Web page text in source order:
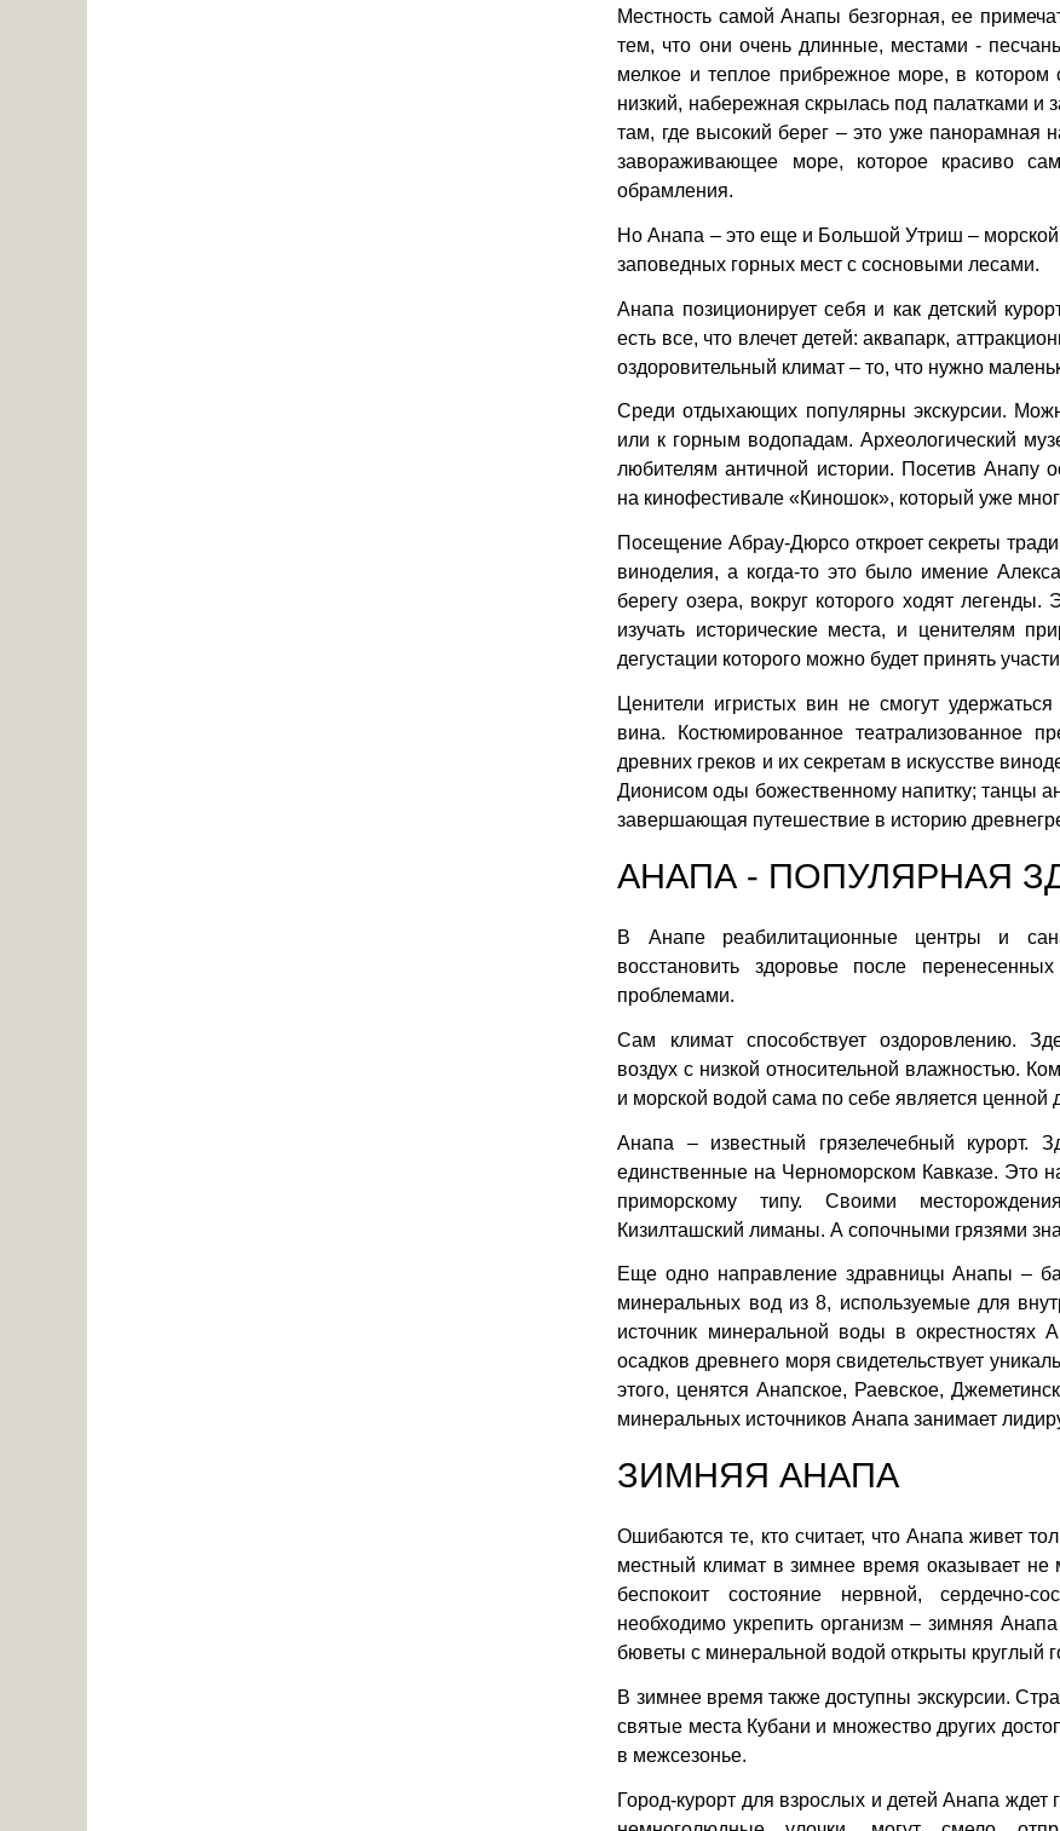
Местность самой Анапы безгорная, ее
тем, что они очень длинные, местами -
мелкое и теплое прибрежное море, в котором
низкий, набережная скрылась под палатками и
там, где высокий берег – это уже
завораживающее море, которое красиво
обрамления.
Но Анапа – это еще и Большой Утриш –
заповедных горных мест с сосновыми лесами.
Анапа позиционирует себя и как детский
есть все, что влечет детей: аквапарк,
оздоровительный климат – то, что нужно
Среди отдыхающих популярны экскурсии.
или к горным водопадам. Археологический
любителям античной истории. Посетив Анапу
на кинофестивале «Киношок», который уже
Посещение Абрау-Дюрсо откроет секреты
виноделия, а когда-то это было имение
берегу озера, вокруг которого ходят
изучать исторические места, и ценителям
дегустации которого можно будет принять
Ценители игристых вин не смогут
вина. Костюмированное театрализованное
древних греков и их секретам в искусстве
Дионисом оды божественному напитку; танцы
завершающая путешествие в историю
АНАПА - ПОПУЛЯРНАЯ
В Анапе реабилитационные центры и
восстановить здоровье после
проблемами.
Сам климат способствует оздоровлению.
воздух с низкой относительной влажностью.
и морской водой сама по себе является ценной
Анапа – известный грязелечебный курорт.
единственные на Черноморском Кавказе. Это
приморскому типу. Своими
Кизилташский лиманы. А сопочными грязями
Еще одно направление здравницы Анапы –
минеральных вод из 8, используемые для
источник минеральной воды в
осадков древнего моря свидетельствует
этого, ценятся Анапское, Раевское,
минеральных источников Анапа занимает
ЗИМНЯЯ АНАПА
Ошибаются те, кто считает, что Анапа живет
местный климат в зимнее время оказывает
беспокоит состояние нервной, сердечно-
необходимо укрепить организм – зимняя
бюветы с минеральной водой открыты круглый
В зимнее время также доступны экскурсии.
святые места Кубани и множество других
в межсезонье.
Город-курорт для взрослых и детей Анапа ждет